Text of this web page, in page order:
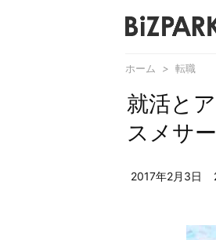
ホーム > 転職
就活と
スメサ
2017年2月3日